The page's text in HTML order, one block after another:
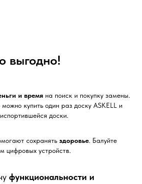
выгодно!
и время на поиск и покупку замены.
можно купить один раз доску ASKELL и
доски.
сохранять здоровье. Балуйте
цифровых устройств.
функциональности и